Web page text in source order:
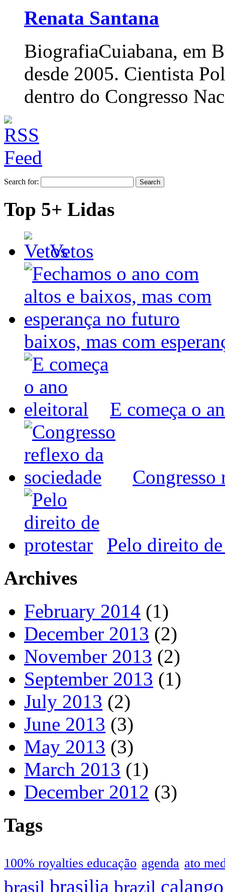
Renata Santana
BiografiaCuiabana, em
desde 2005. Cientista
dentro do Congresso
Search for:
Top 5+ Lidas
Vetos
baixos, mas com
E começa o
Congresso
Pelo direito
Archives
February 2014 (1)
December 2013 (2)
November 2013 (2)
September 2013 (1)
July 2013 (2)
June 2013 (3)
May 2013 (3)
March 2013 (1)
December 2012 (3)
Tags
100% royalties educação agenda ato
brasil brasilia brazil calango